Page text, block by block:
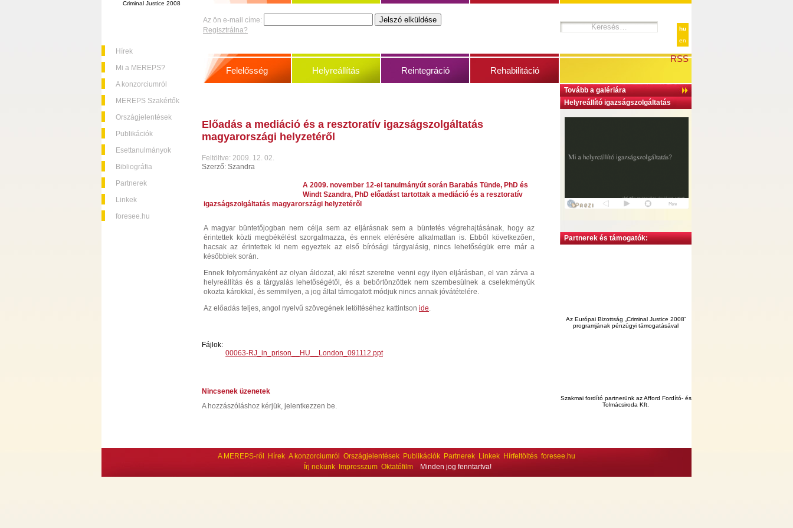
Criminal Justice 2008
Hírek
Mi a MEREPS?
A konzorciumról
MEREPS Szakértők
Országjelentések
Publikációk
Esettanulmányok
Bibliográfia
Partnerek
Linkek
foresee.hu
hu
en
RSS
Tovább a galériára
Helyreállító igazságszolgáltatás
Partnerek és támogatók:
Az Európai Bizottság „Criminal Justice 2008”
programjának pénzügyi támogatásával
Szakmai fordító partnerünk az Afford Fordító- és
Tolmácsiroda Kft.
Az ön e-mail címe:
Regisztrálna?
Felelősség Helyreállítás Reintegráció Rehabilitáció
Előadás a mediáció és a resztoratív igazságszolgáltatás
magyarországi helyzetéről
Feltöltve: 2009. 12. 02.
Szerző: Szandra
A 2009. november 12-ei tanulmányút során Barabás Tünde, PhD és
Windt Szandra, PhD előadást tartottak a mediáció és a resztoratív
igazságszolgáltatás magyarországi helyzetéről
A magyar büntetőjogban nem célja sem az eljárásnak sem a büntetés végrehajtásának, hogy az
érintettek közti megbékélést szorgalmazza, és ennek elérésére alkalmatlan is. Ebből következően,
hacsak az érintettek ki nem egyeztek az első bírósági tárgyalásig, nincs lehetőségük erre már a
későbbiek során.
Ennek folyományaként az olyan áldozat, aki részt szeretne venni egy ilyen eljárásban, el van zárva a
helyreállítás és a tárgyalás lehetőségétől, és a bebörtönzöttek nem szembesülnek a cselekményük
okozta károkkal, és semmilyen, a jog által támogatott módjuk nincs annak jóvátételére.
Az előadás teljes, angol nyelvű szövegének letöltéséhez kattintson ide.
Fájlok:
00063-RJ_in_prison__HU__London_091112.ppt
Nincsenek üzenetek
A hozzászóláshoz kérjük, jelentkezzen be.
A MEREPS-ről Hírek A konzorciumról Országjelentések Publikációk Partnerek Linkek Hírfeltöltés foresee.hu
Írj nekünk
Impresszum Oktatófilm Minden jog fenntartva!